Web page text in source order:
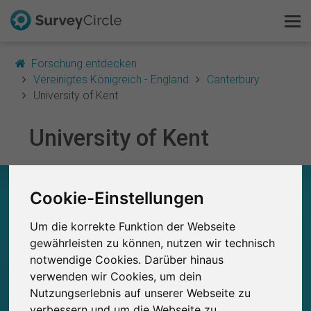
Cookie-Einstellungen
Um die korrekte Funktion der Webseite
gewährleisten zu können, nutzen wir technisch
notwendige Cookies. Darüber hinaus
verwenden wir Cookies, um dein
Nutzungserlebnis auf unserer Webseite zu
Forschung entdecken
Vereinigtes Königreich - England
Canterbury
University of Kent
University of Kent
0
Bisher bei SurveyCircle veröffentlichte
Studien
0
Aktuell bei SurveyCircle veröffentlichte
Studien
Das ist SurveyCircle
Forschung entdecken
FAQ
Kostenlos registrieren
Anmelden